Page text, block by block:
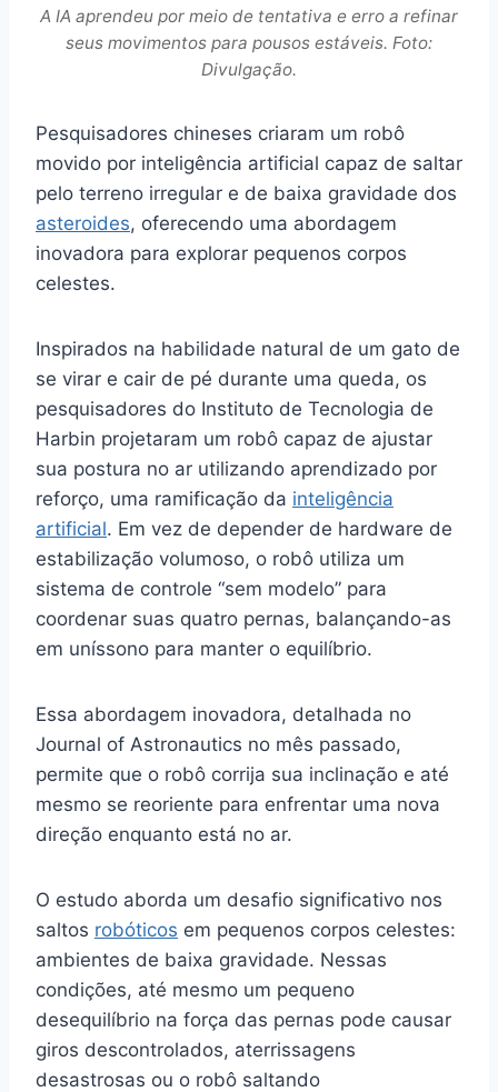
A IA aprendeu por meio de tentativa e erro a refinar
seus movimentos para pousos estáveis. Foto:
Divulgação.
Pesquisadores chineses criaram um robô
movido por inteligência artificial capaz de saltar
pelo terreno irregular e de baixa gravidade dos
asteroides, oferecendo uma abordagem
inovadora para explorar pequenos corpos
celestes.
Inspirados na habilidade natural de um gato de
se virar e cair de pé durante uma queda, os
pesquisadores do Instituto de Tecnologia de
Harbin projetaram um robô capaz de ajustar
sua postura no ar utilizando aprendizado por
reforço, uma ramificação da inteligência
artificial. Em vez de depender de hardware de
estabilização volumoso, o robô utiliza um
sistema de controle “sem modelo” para
coordenar suas quatro pernas, balançando-as
em uníssono para manter o equilíbrio.
Essa abordagem inovadora, detalhada no
Journal of Astronautics no mês passado,
permite que o robô corrija sua inclinação e até
mesmo se reoriente para enfrentar uma nova
direção enquanto está no ar.
O estudo aborda um desafio significativo nos
saltos robóticos em pequenos corpos celestes:
ambientes de baixa gravidade. Nessas
condições, até mesmo um pequeno
desequilíbrio na força das pernas pode causar
giros descontrolados, aterrissagens
desastrosas ou o robô saltando